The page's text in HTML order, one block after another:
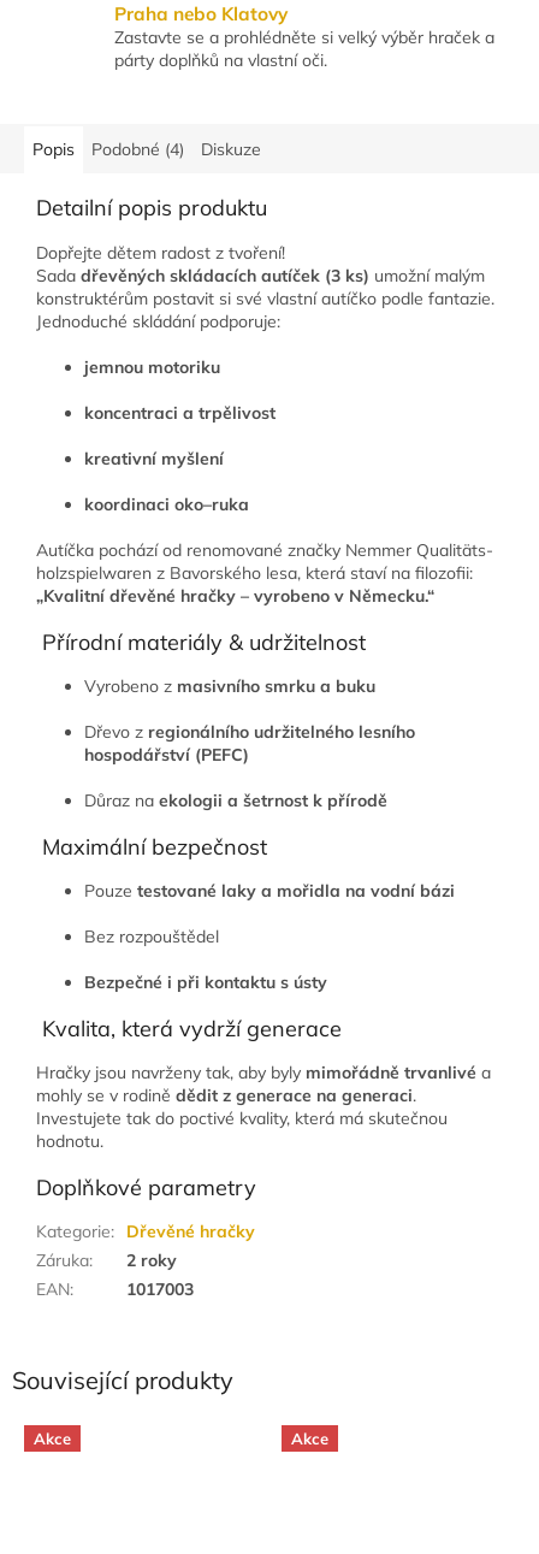
Praha nebo Klatovy
Zastavte se a prohlédněte si velký výběr hraček a
párty doplňků na vlastní oči.
Související produkty
Akce Akce
Popis Podobné (4) Diskuze
Detailní popis produktu
Dopřejte dětem radost z tvoření!
Sada dřevěných skládacích autíček (3 ks) umožní malým
konstruktérům postavit si své vlastní autíčko podle fantazie.
Jednoduché skládání podporuje:
jemnou motoriku
koncentraci a trpělivost
kreativní myšlení
koordinaci oko–ruka
Autíčka pochází od renomované značky Nemmer Qualitäts-
holzspielwaren z Bavorského lesa, která staví na filozofii:
„Kvalitní dřevěné hračky – vyrobeno v Německu.“
Přírodní materiály & udržitelnost
Vyrobeno z masivního smrku a buku
Dřevo z regionálního udržitelného lesního
hospodářství (PEFC)
Důraz na ekologii a šetrnost k přírodě
Maximální bezpečnost
Pouze testované laky a mořidla na vodní bázi
Bez rozpouštědel
Bezpečné i při kontaktu s ústy
Kvalita, která vydrží generace
Hračky jsou navrženy tak, aby byly mimořádně trvanlivé a
mohly se v rodině dědit z generace na generaci.
Investujete tak do poctivé kvality, která má skutečnou
hodnotu.
Doplňkové parametry
Kategorie:
Dřevěné hračky
Záruka:
2 roky
EAN: 1017003